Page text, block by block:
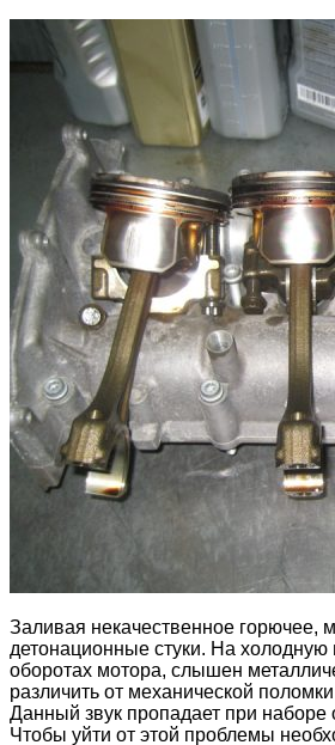
Заливая некачественное горючее,
детонационные стуки. На холодную
оборотах мотора, слышен
различить от механической
Данный звук пропадает при наборе
Чтобы уйти от этой проблемы